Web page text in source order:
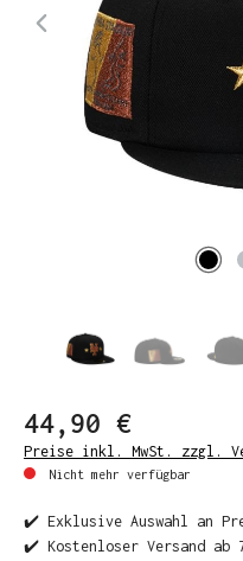
44,90 €
Preise inkl. MwSt. zzgl.
Nicht mehr verfügbar
✔️ Exklusive Auswahl an
✔️ Kostenloser Versand ab